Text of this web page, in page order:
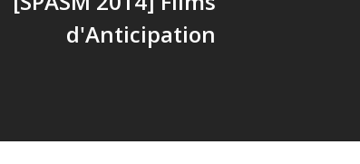
d'Anticipation